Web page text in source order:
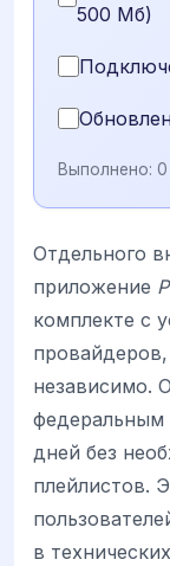
500 Мб)
Выполнено: 0
Отдельного
приложение
комплекте с
независимо.
федеральным
дней без
плейлистов.
в